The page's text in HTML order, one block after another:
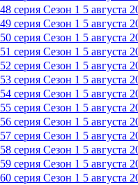
48 серия Сезон 1 5 августа
49 серия Сезон 1 5 августа
50 серия Сезон 1 5 августа
51 серия Сезон 1 5 августа
52 серия Сезон 1 5 августа
53 серия Сезон 1 5 августа
54 серия Сезон 1 5 августа
55 серия Сезон 1 5 августа
56 серия Сезон 1 5 августа
57 серия Сезон 1 5 августа
58 серия Сезон 1 5 августа
59 серия Сезон 1 5 августа
60 серия Сезон 1 5 августа